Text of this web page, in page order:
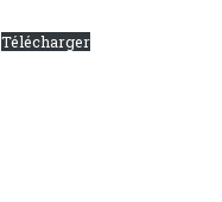
Télécharger